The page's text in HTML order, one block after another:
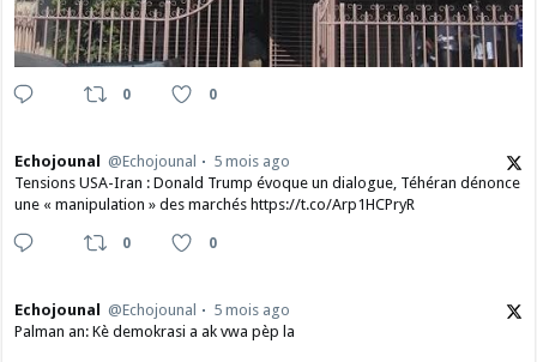
0 0
Echojounal @Echojounal
5 mois ago
Tensions USA-Iran : Donald Trump évoque un dialogue, Téhéran dénonce
une « manipulation » des marchés https://t.co/Arp1HCPryR
0 0
Echojounal @Echojounal
5 mois ago
Palman an: Kè demokrasi a ak vwa pèp la